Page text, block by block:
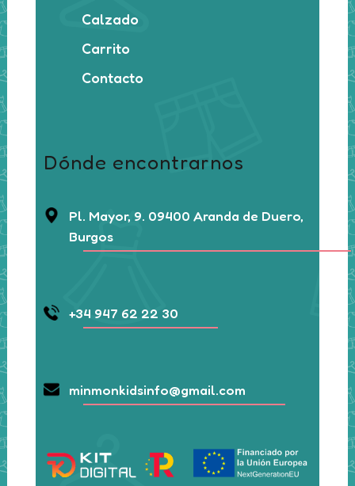
Calzado
Carrito
Contacto
Dónde encontrarnos
Pl. Mayor, 9. 09400 Aranda de Duero,
Burgos
+34 947 62 22 30
minmonkidsinfo@gmail.com